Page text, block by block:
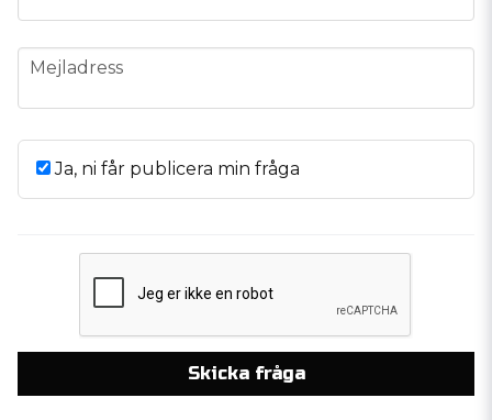
email
Mejladress
Ja, ni får publicera min fråga
Skicka fråga